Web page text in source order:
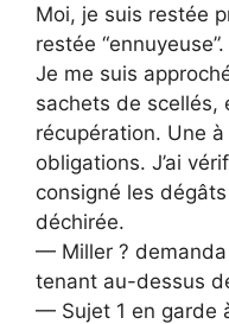
Moi, je suis restée
restée “ennuyeuse”.
Je me suis
sachets de scellés,
récupération. Une à
obligations. J’ai
consigné les
déchirée.
— Miller ? demanda
tenant au-dessus
— Sujet 1 en garde